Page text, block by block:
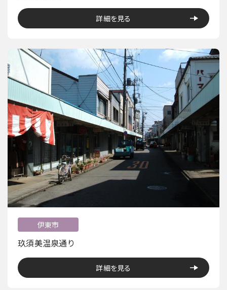
詳細を見る
伊東市
玖須美温泉通り
詳細を見る